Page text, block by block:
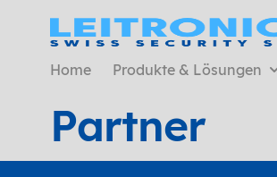
Home Produkte & Lösungen
Partner